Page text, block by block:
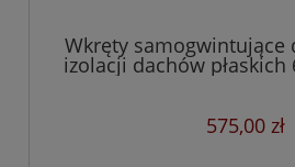
Wkręty samogwintujące
izolacji dachów
betonu i
575,00 zł